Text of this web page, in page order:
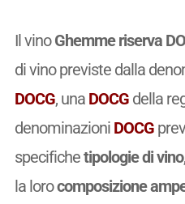
Il vinoGhemme riserva
di vino previste dalla
DOCG, una DOCGdella
denominazioni DOCG
specifichetipologie di vino
la lorocomposizione